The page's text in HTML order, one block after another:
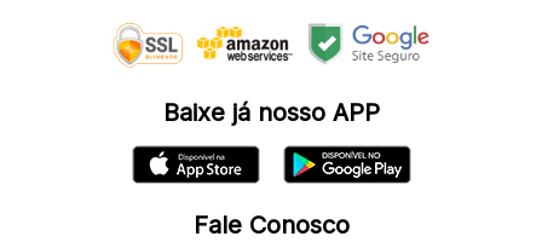
Baixe já nosso APP
Fale Conosco